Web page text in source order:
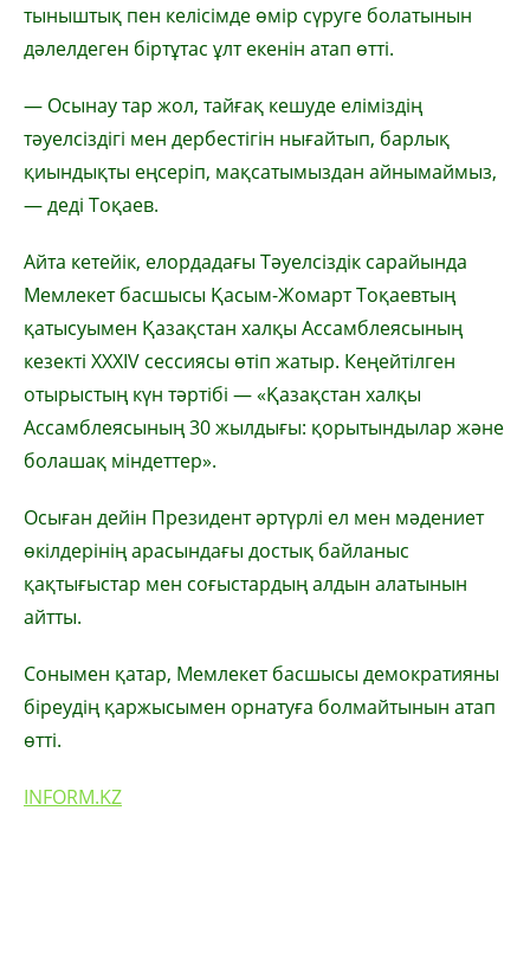
тыныштық пен келісімде өмір сүруге болатынын
дәлелдеген біртұтас ұлт екенін атап өтті.
— Осынау тар жол, тайғақ кешуде еліміздің
тәуелсіздігі мен дербестігін нығайтып, барлық
қиындықты еңсеріп, мақсатымыздан айнымаймыз,
— деді Тоқаев.
Айта кетейік, елордадағы Тәуелсіздік сарайында
Мемлекет басшысы Қасым-Жомарт Тоқаевтың
қатысуымен Қазақстан халқы Ассамблеясының
кезекті ХХХІV сессиясы өтіп жатыр. Кеңейтілген
отырыстың күн тәртібі — «Қазақстан халқы
Ассамблеясының 30 жылдығы: қорытындылар және
болашақ міндеттер».
Осыған дейін Президент әртүрлі ел мен мәдениет
өкілдерінің арасындағы достық байланыс
қақтығыстар мен соғыстардың алдын алатынын
айтты.
Сонымен қатар, Мемлекет басшысы демократияны
біреудің қаржысымен орнатуға болмайтынын атап
өтті.
INFORM.KZ